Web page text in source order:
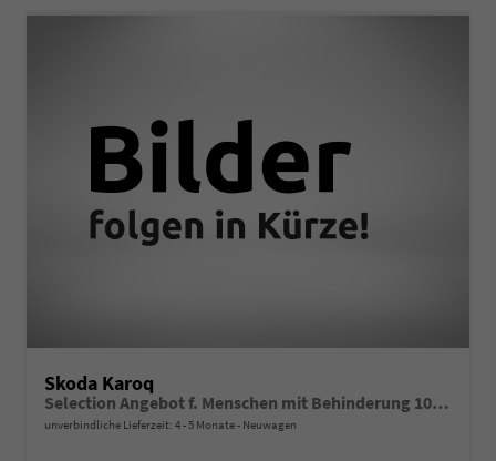
Skoda Karoq
Selection Angebot f. Menschen mit Behinderung 100%! 1.5 TSI 150PS, 16"Alu, Climatronic, Dachreling, M-Lederlenkrad, LED-Scheinwerfer, Tempomat, Parksensoren hinten, Virtual Cockpit 8", SunSet, Infotainment 8" + Wireless SmartLink
unverbindliche Lieferzeit: 4 - 5 Monate Neuwagen